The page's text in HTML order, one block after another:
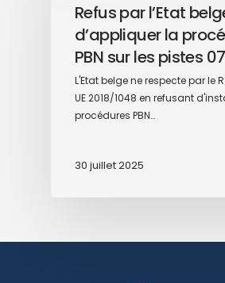
Refus par l’Etat
d’appliquer la
PBN sur les pistes 07
L'Etat belge ne respecte par le
UE 2018/1048 en refusant
procédures PBN…
30 juillet 2025